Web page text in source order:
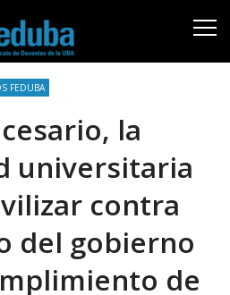
FEDUBA
la
universitaria
contra
del gobierno
de